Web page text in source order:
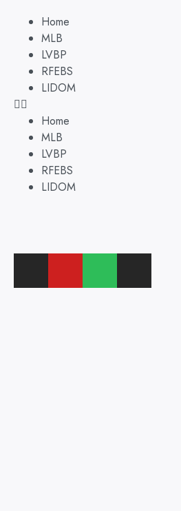
Home
MLB
LVBP
RFEBS
LIDOM
Home
MLB
LVBP
RFEBS
LIDOM